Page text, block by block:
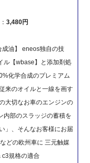
3,480円
油】 eneos独自の技
ル【wbase】と添加剤処
化学合成のプレミアム
来のオイルと一線を画す
大切なお車のエンジンの
内部のスラッジの蓄積を
」、そんなお客様にお届
どの欧州車に 三元触媒
c3規格の適合